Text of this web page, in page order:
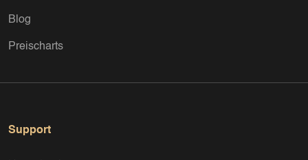
Blog
Preischarts
Support